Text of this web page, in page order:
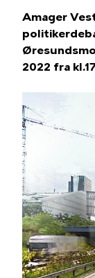
Amager
2022 fra